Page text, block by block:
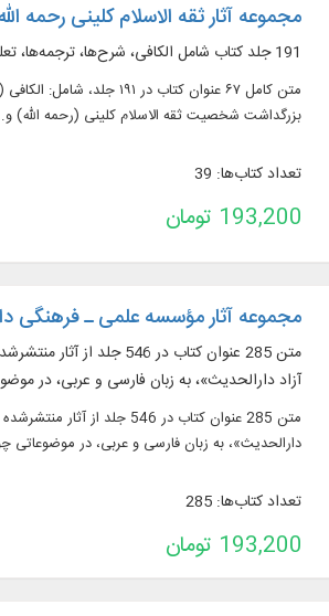
مجموعه آثار ثقه الاسلام کلینی رحمه
191 جلد کتاب شامل الکافی، شرح‌ها، ترجمه‌ها، تعلیقه‌ها، حاشیه‌ها و آثار همایش بزرگداشت ایشان
بزرگداشت شخصیت ثقه الاسلام كلینی (رحمه الله)
تعداد کتاب‌ها: 39
193,200 تومان
مجموعه آثار مؤسسه علمی ـ فرهنگی
متن 285 عنوان کتاب
آزاد دارالحدیث»، به زبان فارسی و عربی، در
متن 285 عنوان کتاب در
دارالحدیث»، به زبان فارسی و عربی، در موضوعاتی
تعداد کتاب‌ها: 285
193,200 تومان